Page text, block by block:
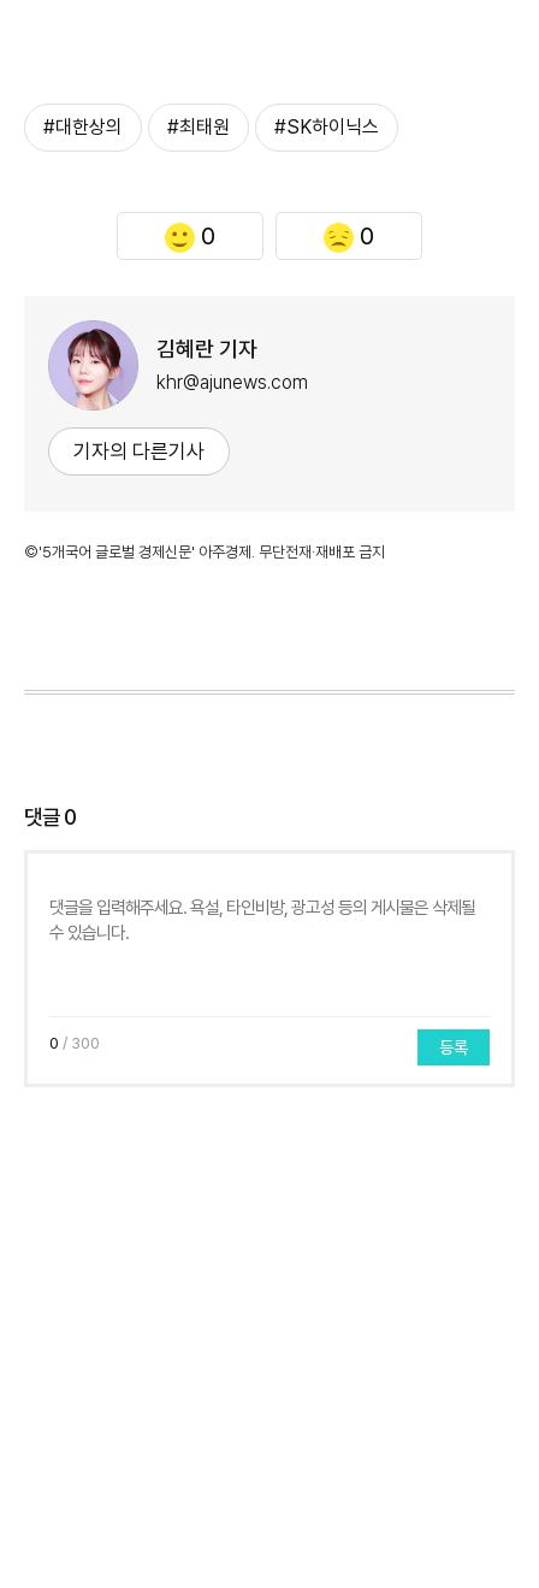
#대한상의 #최태원 #SK하이닉스
0 0
김혜란 기자
khr@ajunews.com
기자의 다른기사
©'5개국어 글로벌 경제신문' 아주경제. 무단전재·재배포 금지
댓글0
0 / 300 등록